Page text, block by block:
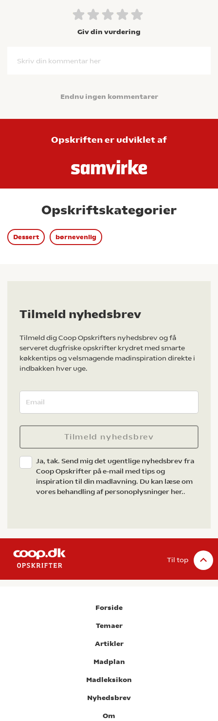
Giv din vurdering
Skriv din kommentar her
Endnu ingen kommentarer
Opskriften er udviklet af
Opskriftskategorier
Dessert børnevenlig
Tilmeld nyhedsbrev
Tilmeld dig Coop Opskrifters nyhedsbrev og få
serveret dugfriske opskrifter krydret med smarte
køkkentips og velsmagende madinspiration direkte i
indbakken hver uge.
Tilmeld nyhedsbrev
Ja, tak. Send mig det ugentlige nyhedsbrev fra
Coop Opskrifter på e-mail med tips og
inspiration til din madlavning. Du kan læse om
vores behandling af personoplysninger her..
Til top
Forside
Temaer
Artikler
Madplan
Madleksikon
Nyhedsbrev
Om